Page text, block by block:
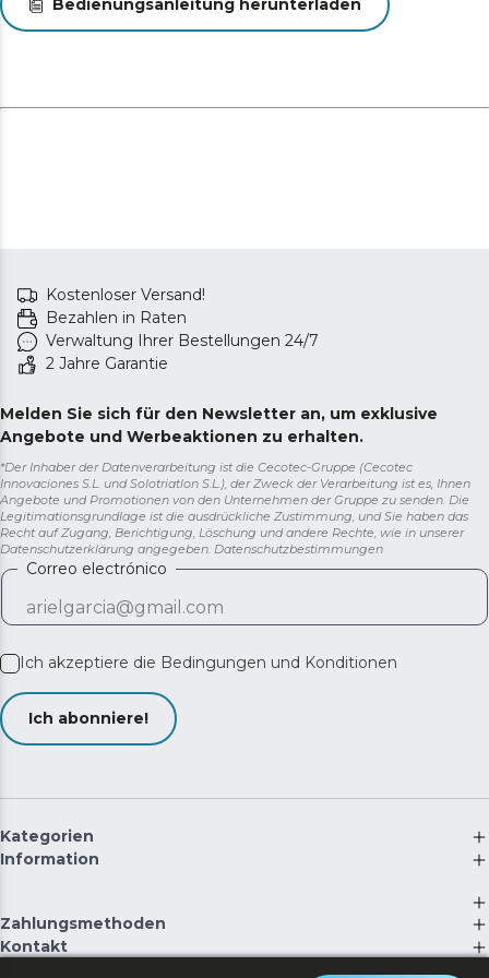
Bedienungsanleitung herunterladen
Kostenloser Versand!
Bezahlen in Raten
Verwaltung Ihrer Bestellungen 24/7
2 Jahre Garantie
Melden Sie sich für den Newsletter an, um exklusive
Angebote und Werbeaktionen zu erhalten.
*Der Inhaber der Datenverarbeitung ist die Cecotec-Gruppe (Cecotec
Innovaciones S.L. und Solotriatlon S.L.), der Zweck der Verarbeitung ist es, Ihnen
Angebote und Promotionen von den Unternehmen der Gruppe zu senden. Die
Legitimationsgrundlage ist die ausdrückliche Zustimmung, und Sie haben das
Recht auf Zugang, Berichtigung, Löschung und andere Rechte, wie in unserer
Datenschutzerklärung angegeben. Datenschutzbestimmungen
Correo electrónico
Ich akzeptiere die Bedingungen und Konditionen
Ich abonniere!
Kategorien
Information
Zahlungsmethoden
Kontakt